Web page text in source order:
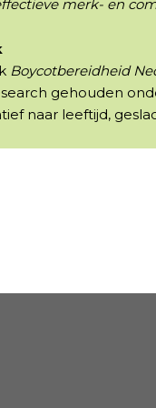
merk- en
Boycotbereidheid
gehouden
naar leeftijd,